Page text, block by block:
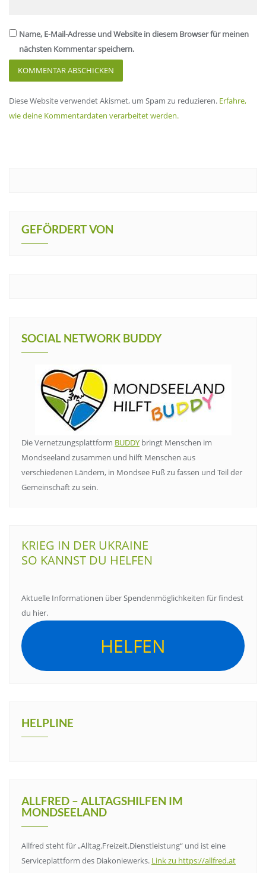
Name, E-Mail-Adresse und Website in diesem Browser für meinen
nächsten Kommentar speichern.
Diese Website verwendet Akismet, um Spam zu reduzieren. Erfahre,
wie deine Kommentardaten verarbeitet werden.
GEFÖRDERT VON
SOCIAL NETWORK BUDDY
Die Vernetzungsplattform BUDDY bringt Menschen im
Mondseeland zusammen und hilft Menschen aus
verschiedenen Ländern, in Mondsee Fuß zu fassen und Teil der
Gemeinschaft zu sein.
KRIEG IN DER UKRAINE
SO KANNST DU HELFEN
Aktuelle Informationen über Spendenmöglichkeiten für findest
du hier.
HELFEN
HELPLINE
ALLFRED – ALLTAGSHILFEN IM
MONDSEELAND
Allfred steht für „Alltag.Freizeit.Dienstleistung“ und ist eine
Serviceplattform des Diakoniewerks. Link zu https://allfred.at